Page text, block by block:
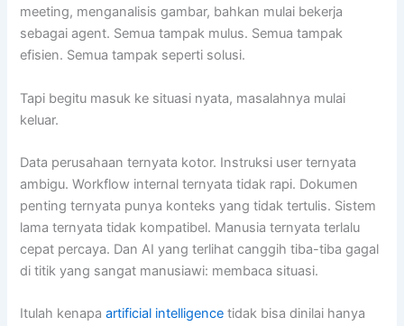
meeting, menganalisis gambar, bahkan mulai bekerja
sebagai agent. Semua tampak mulus. Semua tampak
efisien. Semua tampak seperti solusi.
Tapi begitu masuk ke situasi nyata, masalahnya mulai
keluar.
Data perusahaan ternyata kotor. Instruksi user ternyata
ambigu. Workflow internal ternyata tidak rapi. Dokumen
penting ternyata punya konteks yang tidak tertulis. Sistem
lama ternyata tidak kompatibel. Manusia ternyata terlalu
cepat percaya. Dan AI yang terlihat canggih tiba-tiba gagal
di titik yang sangat manusiawi: membaca situasi.
Itulah kenapaartificial intelligence tidak bisa dinilai hanya